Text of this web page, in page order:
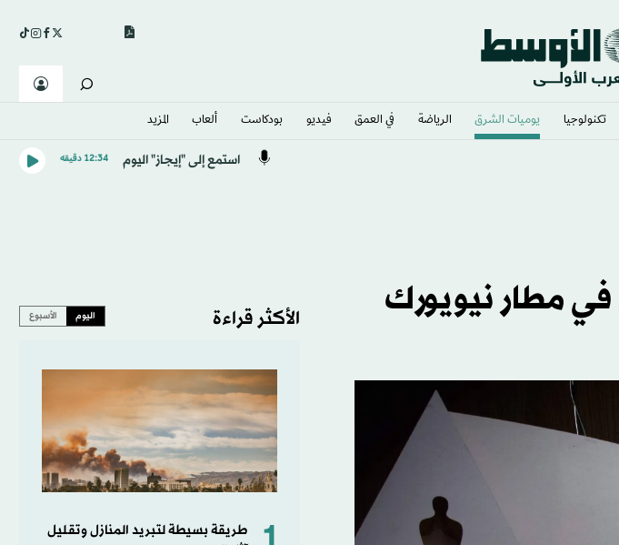
تكنولوجيا يوميات الشرق​ الرياضة في العمق فيديو بودكاست ألعاب المزيد
استمع إلى "إيجاز" اليوم 12:34 دقيقه
مطار نيويورك الأكثر قراءة اليوم الأسبوع
طريقة بسيطة لتبريد المنازل وتقليل